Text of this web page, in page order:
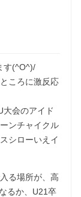
す(^O^)/
ころに激反応
大会のアイド
ンチャイクル
シローいえイ
る場所が、高
るか、U21卒